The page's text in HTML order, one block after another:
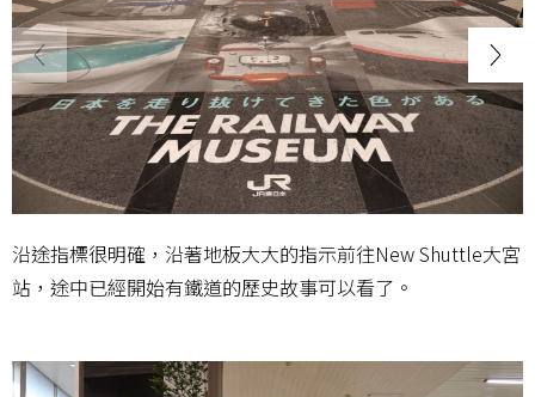
沿途指標很明確，沿著地板大大的指示前往New Shuttle大宮
站，途中已經開始有鐵道的歷史故事可以看了。